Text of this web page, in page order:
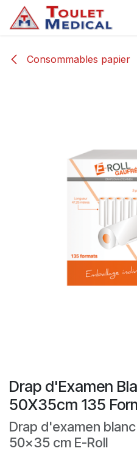
Se rendre au contenu
Consommables papier
Drap d'Examen
50X35cm 135
Drap d'examen
50x35 cm E-Roll